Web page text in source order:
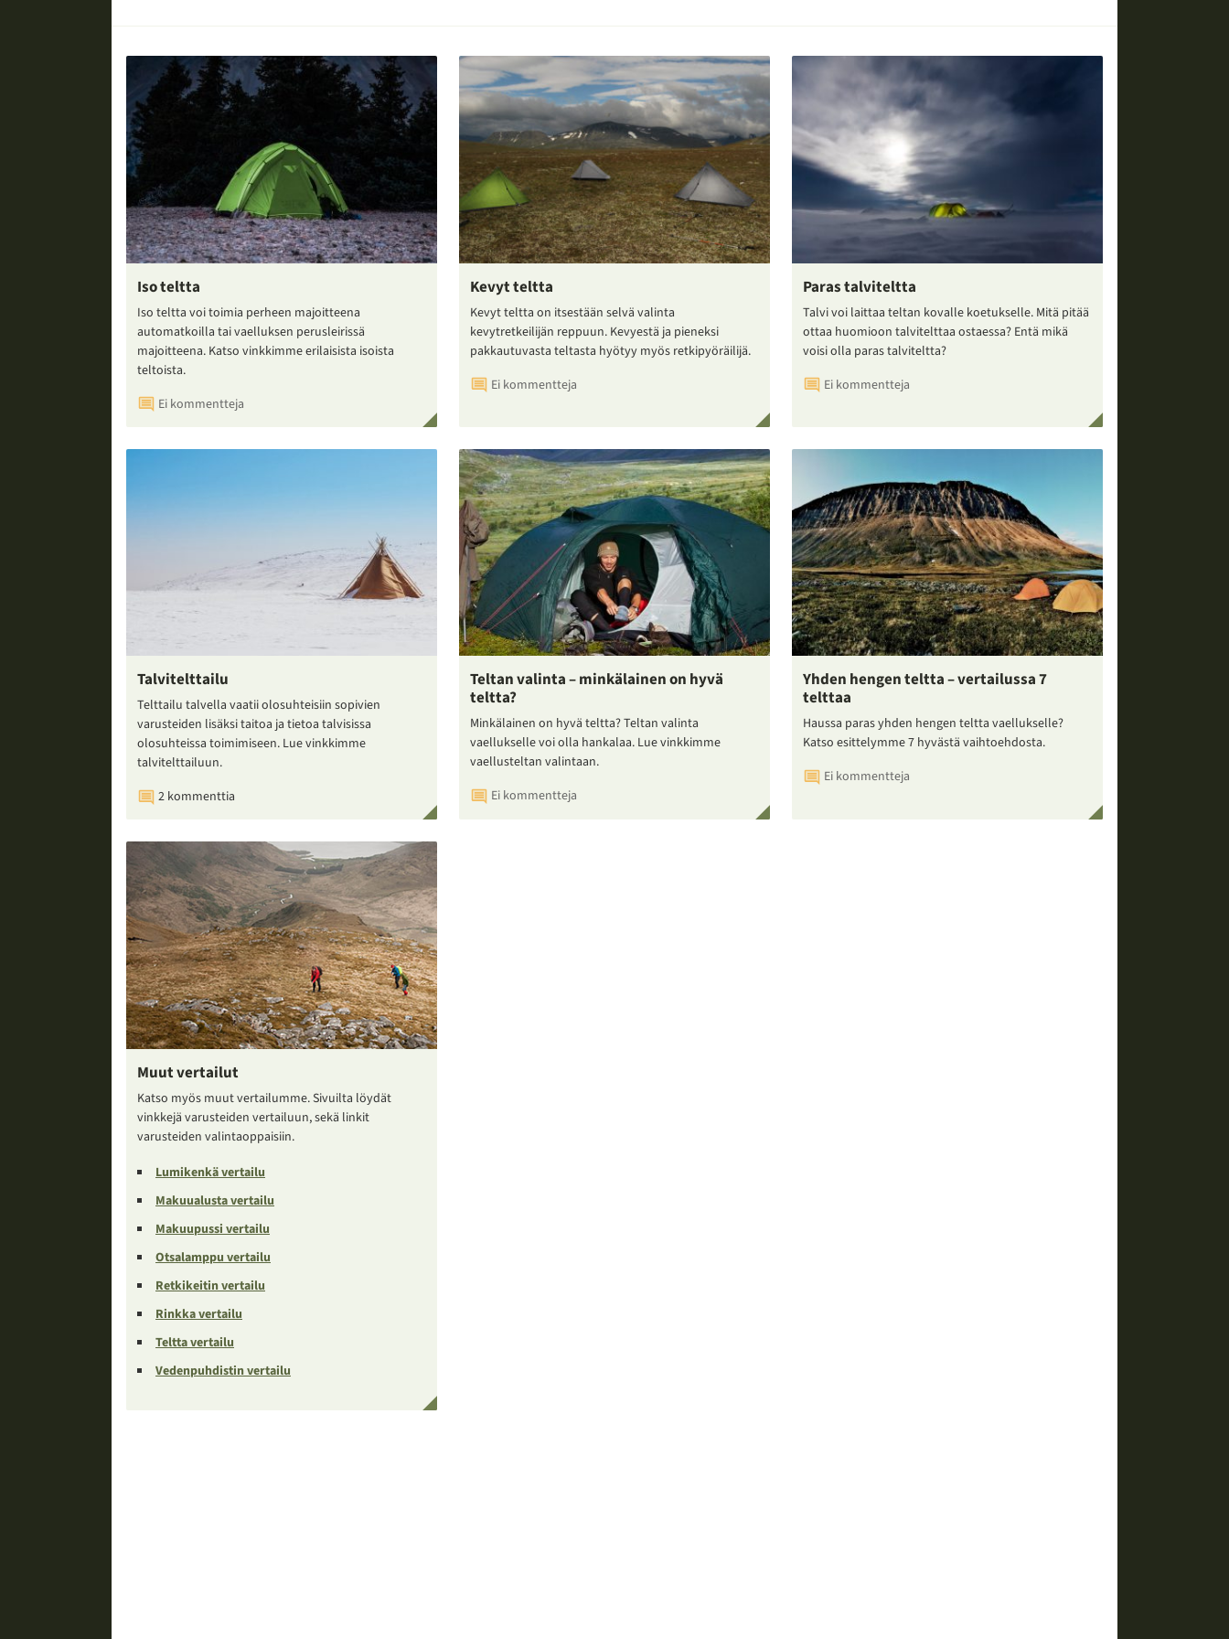
Iso teltta
Iso teltta voi toimia perheen majoitteena
automatkoilla tai vaelluksen perusleirissä
majoitteena. Katso vinkkimme erilaisista isoista
teltoista.
Ei kommentteja
Kevyt teltta
Kevyt teltta on itsestään selvä valinta
kevytretkeilijän reppuun. Kevyestä ja pieneksi
pakkautuvasta teltasta hyötyy myös retkipyöräilijä.
Ei kommentteja
Paras talviteltta
Talvi voi laittaa teltan kovalle koetukselle. Mitä pitää
ottaa huomioon talvitelttaa ostaessa? Entä mikä
voisi olla paras talviteltta?
Ei kommentteja
Talvitelttailu
Telttailu talvella vaatii olosuhteisiin sopivien
varusteiden lisäksi taitoa ja tietoa talvisissa
olosuhteissa toimimiseen. Lue vinkkimme
talvitelttailuun.
2 kommenttia
Teltan valinta – minkälainen on hyvä
teltta?
Minkälainen on hyvä teltta? Teltan valinta
vaellukselle voi olla hankalaa. Lue vinkkimme
vaellusteltan valintaan.
Ei kommentteja
Yhden hengen teltta – vertailussa 7
telttaa
Haussa paras yhden hengen teltta vaellukselle?
Katso esittelymme 7 hyvästä vaihtoehdosta.
Ei kommentteja
Muut vertailut
Katso myös muut vertailumme. Sivuilta löydät
vinkkejä varusteiden vertailuun, sekä linkit
varusteiden valintaoppaisiin.
Lumikenkä vertailu
Makuualusta vertailu
Makuupussi vertailu
Otsalamppu vertailu
Retkikeitin vertailu
Rinkka vertailu
Teltta vertailu
Vedenpuhdistin vertailu